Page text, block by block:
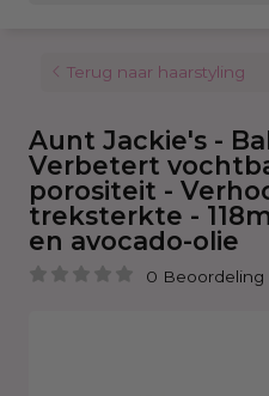
Terug naar haarstyling
Aunt Jackie's -
Verbetert
porositeit -
treksterkte -
en avocado-olie
0 Beoordeling